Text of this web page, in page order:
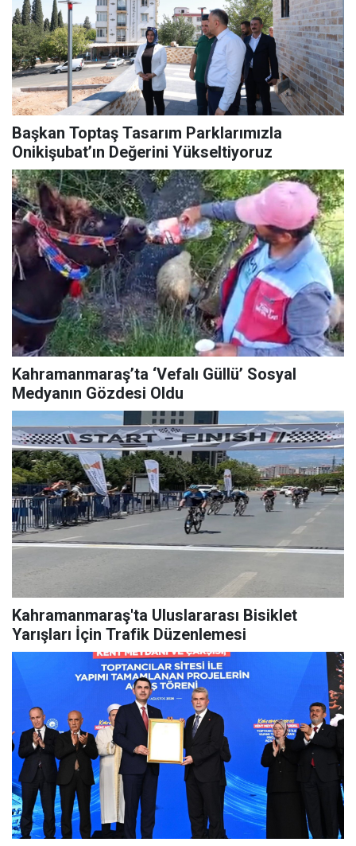
Başkan Toptaş Tasarım Parklarımızla
Onikişubat’ın Değerini Yükseltiyoruz
Kahramanmaraş’ta ‘Vefalı Güllü’ Sosyal
Medyanın Gözdesi Oldu
Kahramanmaraş'ta Uluslararası Bisiklet
Yarışları İçin Trafik Düzenlemesi